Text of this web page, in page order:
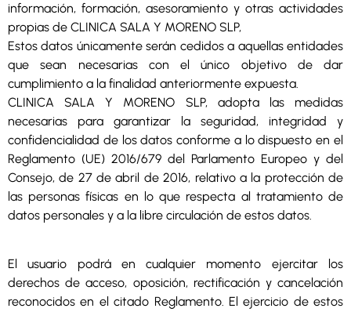
información, formación, asesoramiento y otras actividades
propias de CLINICA SALA Y MORENO SLP,
Estos datos únicamente serán cedidos a aquellas entidades
que sean necesarias con el único objetivo de dar
cumplimiento a la finalidad anteriormente expuesta.
CLINICA SALA Y MORENO SLP, adopta las medidas
necesarias para garantizar la seguridad, integridad y
confidencialidad de los datos conforme a lo dispuesto en el
Reglamento (UE) 2016/679 del Parlamento Europeo y del
Consejo, de 27 de abril de 2016, relativo a la protección de
las personas físicas en lo que respecta al tratamiento de
datos personales y a la libre circulación de estos datos.
El usuario podrá en cualquier momento ejercitar los
derechos de acceso, oposición, rectificación y cancelación
reconocidos en el citado Reglamento. El ejercicio de estos